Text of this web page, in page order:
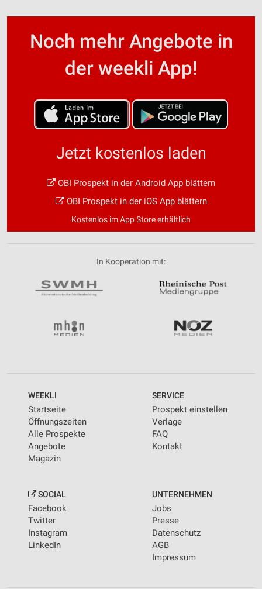
Noch mehr Angebote in
der weekli App!
Jetzt kostenlos laden
OBI Prospekt in der Android App blättern
OBI Prospekt in der iOS App blättern
Kostenlos im App Store erhältlich
In Kooperation mit:
WEEKLI
Startseite
Öffnungszeiten
Alle Prospekte
Angebote
Magazin
SERVICE
Prospekt einstellen
Verlage
FAQ
Kontakt
SOCIAL
Facebook
Twitter
Instagram
LinkedIn
UNTERNEHMEN
Jobs
Presse
Datenschutz
AGB
Impressum